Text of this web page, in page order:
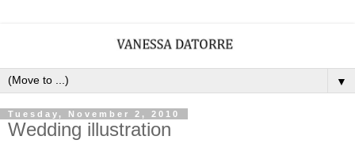
▼
Tuesday, November 2, 2010
Wedding illustration